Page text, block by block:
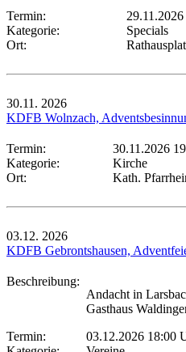
Termin:
Kategorie:
Specials
Ort:
30.11. 2026
KDFB Wolnzach,
Termin:
30.11.2026
Kategorie:
Kirche
Ort:
Kath.
03.12. 2026
KDFB Gebrontshausen,
Beschreibung:
Andacht in
Gasthaus
Termin:
03.12.2026 18:00